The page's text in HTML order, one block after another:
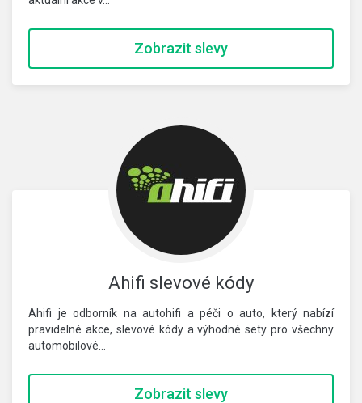
Zobrazit slevy
Ahifi slevové kódy
Ahifi je odborník na autohifi a péči o auto, který nabízí
pravidelné akce, slevové kódy a výhodné sety pro všechny
automobilové…
Zobrazit slevy